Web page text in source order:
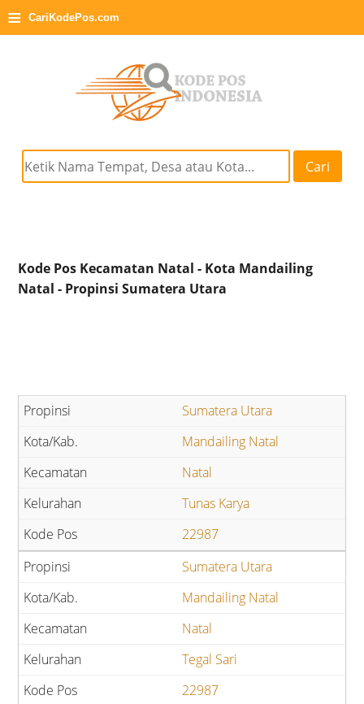
≡ CariKodePos.com
Cari
Kode Pos Kecamatan Natal - Kota Mandailing
Natal - Propinsi Sumatera Utara
Sumatera Utara
Mandailing Natal
Natal
Tunas Karya
22987
Sumatera Utara
Mandailing Natal
Natal
Tegal Sari
22987